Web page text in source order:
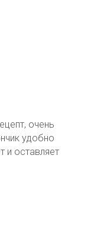
очень
удобно
и оставляет